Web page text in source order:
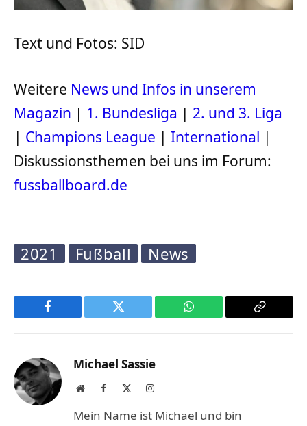
Text und Fotos: SID
Weitere News und Infos in unserem
Magazin | 1. Bundesliga | 2. und 3. Liga
| Champions League | International |
Diskussionsthemen bei uns im Forum:
fussballboard.de
2021 Fußball News
Facebook Twitter WhatsApp
Copy
Michael Sassie
WebsiteFacebook Instagram
Mein Name ist Michael und bin